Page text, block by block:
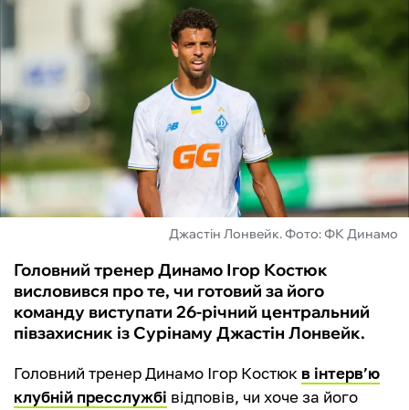
ФУТЗАЛ
ІНШІ
БУКМЕКЕРИ
Джастін Лонвейк. Фото: ФК Динамо
Головний тренер Динамо Ігор Костюк
висловився про те, чи готовий за його
команду виступати 26-річний центральний
півзахисник із Сурінаму Джастін Лонвейк.
Головний тренер Динамо Ігор Костюк в інтерв’ю
клубній пресслужбі відповів, чи хоче за його